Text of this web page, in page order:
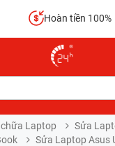
Hoàn tiền 100%
Laptop
Sửa
Sửa Laptop Asus